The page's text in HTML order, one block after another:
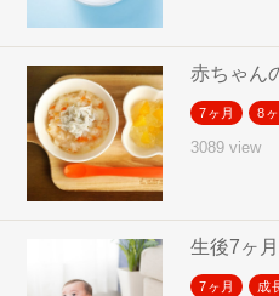
赤ちゃん
7ヶ月 8
3089 view
生後7ヶ
7ヶ月 成